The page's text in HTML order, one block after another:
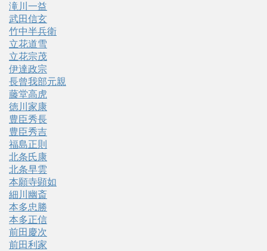
滝川一益
武田信玄
竹中半兵衛
立花道雪
立花宗茂
伊達政宗
長曾我部元親
藤堂高虎
徳川家康
豊臣秀長
豊臣秀吉
福島正則
北条氏康
北条早雲
本願寺顕如
細川幽斎
本多忠勝
本多正信
前田慶次
前田利家